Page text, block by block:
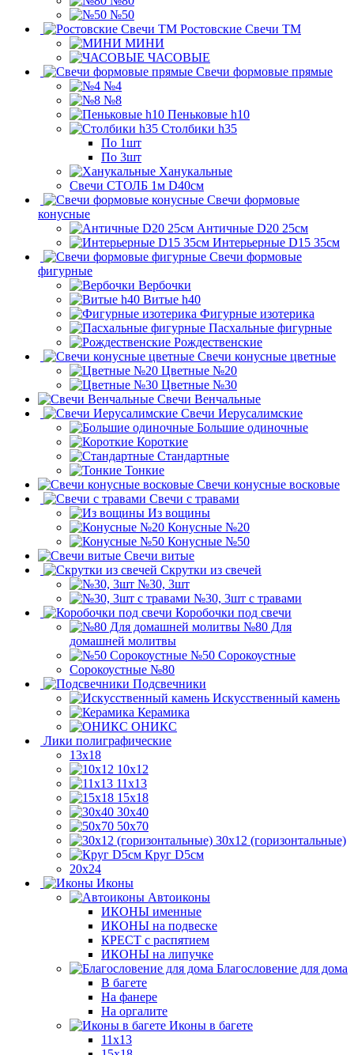
№50
Ростовские Свечи ТМ
МИНИ
ЧАСОВЫЕ
Свечи формовые прямые
№4
№8
Пеньковые h10
Столбики h35
По 1шт
По 3шт
Ханукальные
Свечи СТОЛБ 1м D40см
Свечи формовые
конусные
Античные D20 25см
Интерьерные D15 35см
Свечи формовые
фигурные
Вербочки
Витые h40
Фигурные изотерика
Пасхальные фигурные
Рождественские
Свечи конусные цветные
Цветные №20
Цветные №30
Свечи Венчальные
Свечи Иерусалимские
Большие одиночные
Короткие
Стандартные
Тонкие
Свечи конусные восковые
Свечи с травами
Из вощины
Конусные №20
Конусные №50
Свечи витые
Скрутки из свечей
№30, 3шт
№30, 3шт с травами
Коробочки под свечи
№80 Для
домашней молитвы
№50 Сорокоустные
Сорокоустные №80
Подсвечники
Искусственный камень
Керамика
ОНИКС
Лики полиграфические
13x18
10x12
11х13
15х18
30x40
50x70
30x12 (горизонтальные)
Круг D5см
20х24
Иконы
Автоиконы
ИКОНЫ именные
ИКОНЫ на подвеске
КРЕСТ с распятием
ИКОНЫ на липучке
Благословение для дома
В багете
На фанере
На оргалите
Иконы в багете
11x13